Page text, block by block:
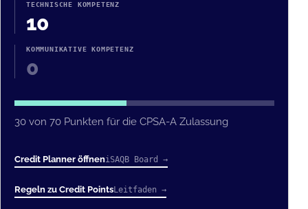
TECHNISCHE KOMPETENZ
10
KOMMUNIKATIVE KOMPETENZ
0
30 von 70 Punkten für die CPSA-A Zulassung
Credit Planner öffneniSAQB Board →
Regeln zu Credit PointsLeitfaden →